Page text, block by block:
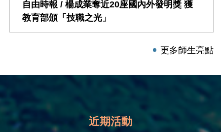
自由時報 / 楊成業奪近20座國內外發明獎 獲
教育部頒「技職之光」
更多師生亮點
近期活動